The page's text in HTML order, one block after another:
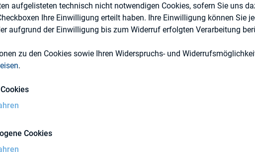
DIRK-Publikationen
der Autor Christoph Tesch die Entwicklung von
Entry und Prime Standard während und nach
und 2006. Im Mittelpunkt steht in diesem
aufgelisteten technisch nicht notwendigen Cookies, sofern Sie uns
Ihre Einwilligung erteilt haben. Ihre Einwilligung können Sie
aufgrund der Einwilligung bis zum Widerruf erfolgten Verarbeitung
zu den Cookies sowie Ihren Widerspruchs- und
.
Cookies